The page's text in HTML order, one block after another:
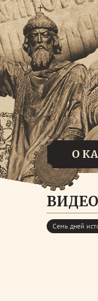
О
ВИДЕО
Семь дней